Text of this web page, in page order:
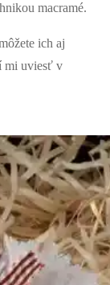
macramé.
ich aj
mi uviesť v